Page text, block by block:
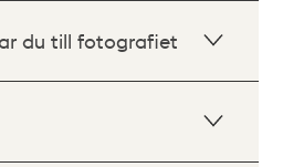
du till fotografiet